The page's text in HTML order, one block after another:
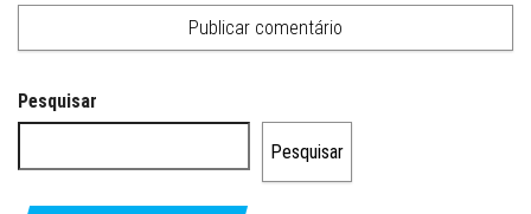
Pesquisar
Pesquisar